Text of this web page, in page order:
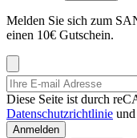
Melden Sie sich zum
einen 10€ Gutschein.
Diese Seite ist durch
Datenschutzrichtlinie und
Anmelden